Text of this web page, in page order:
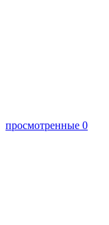
просмотренные 0